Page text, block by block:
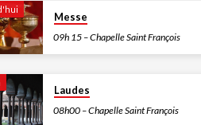
Messe
09h 15 – Chapelle Saint François
Laudes
08h00 – Chapelle Saint François